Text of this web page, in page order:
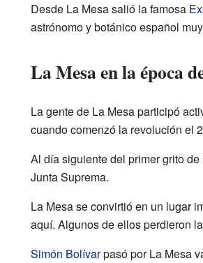
Desde La Mesa salió la famosa
astrónomo y botánico español
La Mesa en la época
La gente de La Mesa participó
cuando comenzó la revolución el
Al día siguiente del primer grito
Junta Suprema.
La Mesa se convirtió en un lugar
aquí. Algunos de ellos perdieron
Simón Bolívarpasó por La Mesa